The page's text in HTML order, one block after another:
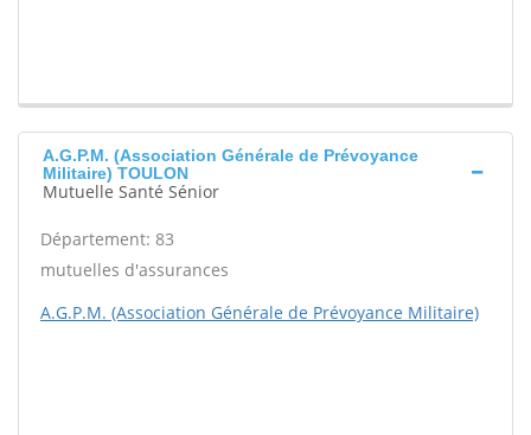
A.G.P.M. (Association Générale de Prévoyance
Militaire) TOULON
Mutuelle Santé Sénior
Département: 83
mutuelles d'assurances
A.G.P.M. (Association Générale de Prévoyance Militaire)